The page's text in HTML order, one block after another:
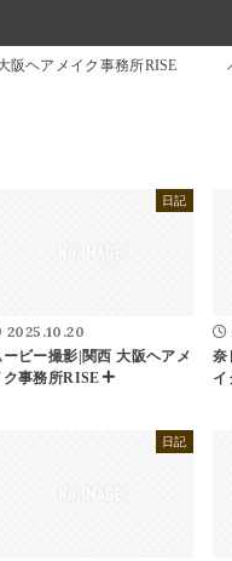
阪ヘアメイク事務所RISE
日記
2025.10.20
ービー撮影|関西 大阪ヘアメ
ク事務所RISE
奈
イ
日記